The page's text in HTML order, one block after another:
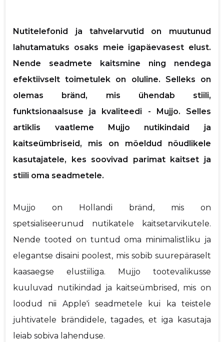
Nutitelefonid ja tahvelarvutid on muutunud
lahutamatuks osaks meie igapäevasest elust.
Nende seadmete kaitsmine ning nendega
efektiivselt toimetulek on oluline. Selleks on
olemas bränd, mis ühendab stiili,
funktsionaalsuse ja kvaliteedi - Mujjo. Selles
artiklis vaatleme Mujjo nutikindaid ja
kaitseümbriseid, mis on mõeldud nõudlikele
kasutajatele, kes soovivad parimat kaitset ja
stiili oma seadmetele.
Mujjo on Hollandi bränd, mis on
spetsialiseerunud nutikatele kaitsetarvikutele.
Nende tooted on tuntud oma minimalistliku ja
elegantse disaini poolest, mis sobib suurepäraselt
kaasaegse elustiiliga. Mujjo tootevalikusse
kuuluvad nutikindad ja kaitseümbrised, mis on
loodud nii Apple'i seadmetele kui ka teistele
juhtivatele brändidele, tagades, et iga kasutaja
leiab sobiva lahenduse.
Sinu nimi
Sinu kommentaar